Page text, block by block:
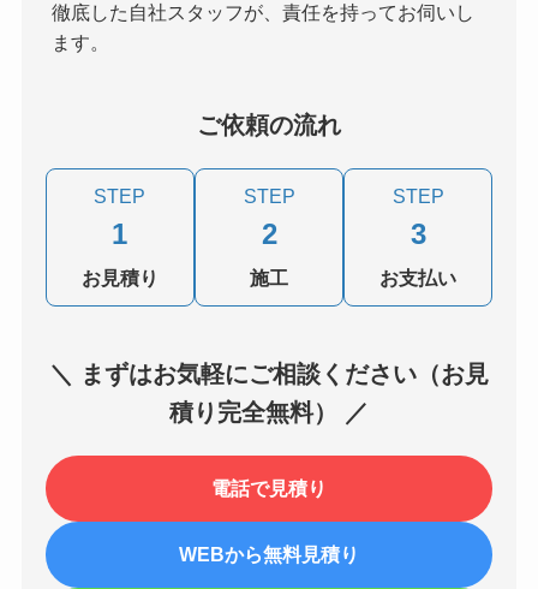
徹底した自社スタッフが、責任を持ってお伺いし
ます。
ご依頼の流れ
STEP
1
お見積り
STEP
2
施工
STEP
3
お支払い
＼ まずはお気軽にご相談ください（お見
積り完全無料） ／
電話で見積り
WEBから無料見積り